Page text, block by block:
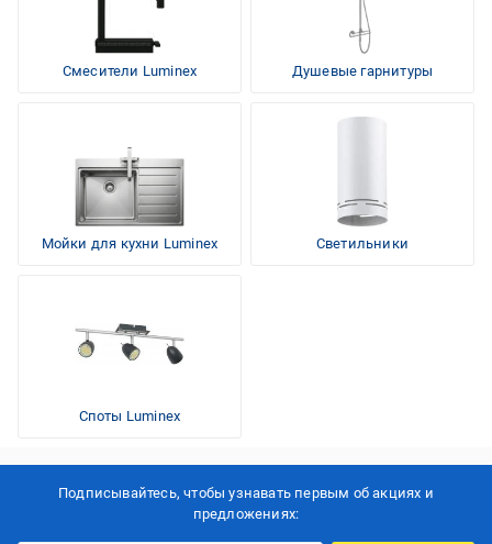
Смесители Luminex Душевые гарнитуры
Мойки для кухни Luminex Светильники
Споты Luminex
Подписывайтесь, чтобы узнавать первым об акцияx и
предложениях: